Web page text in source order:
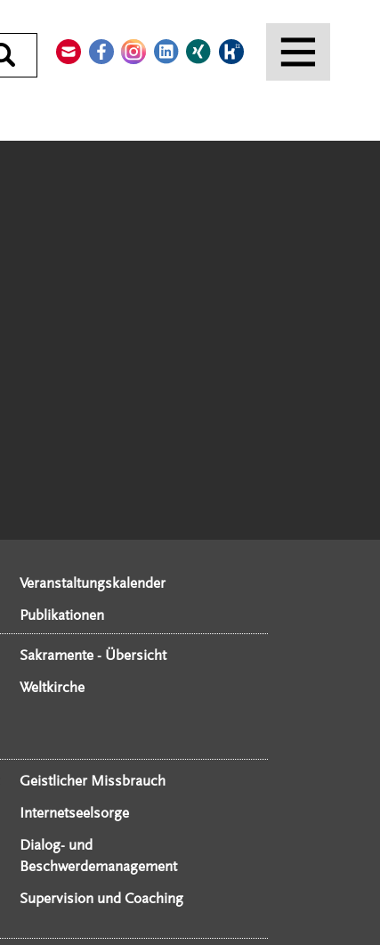
Durchsuchen
Veranstaltungskalender
Publikationen
Sakramente - Übersicht
Weltkirche
Geistlicher Missbrauch
Internetseelsorge
Dialog- und
Beschwerdemanagement
Supervision und Coaching